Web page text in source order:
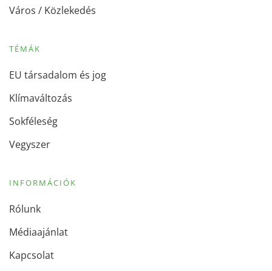
Város / Közlekedés
TÉMÁK
EU társadalom és jog
Klímaváltozás
Sokféleség
Vegyszer
INFORMÁCIÓK
Rólunk
Médiaajánlat
Kapcsolat